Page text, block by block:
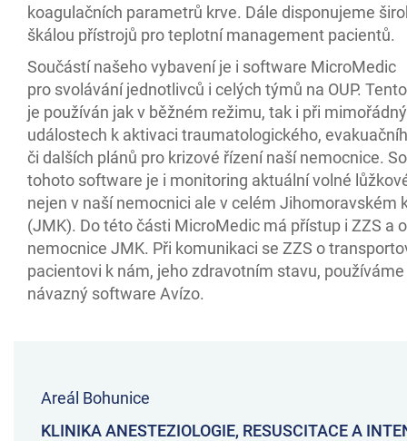
koagulačních parametrů krve. Dále disponujeme
škálou přístrojů pro teplotní management pacientů.
Součástí našeho vybavení je i software MicroMedic
pro svolávání jednotlivců i celých týmů na OUP.
je používán jak v běžném režimu, tak i při
událostech k aktivaci traumatologického,
či dalších plánů pro krizové řízení naší nemocnice.
tohoto software je i monitoring aktuální volné
nejen v naší nemocnici ale v celém Jihomoravském
(JMK). Do této části MicroMedic má přístup i ZZS a
nemocnice JMK. Při komunikaci se ZZS o
pacientovi k nám, jeho zdravotním stavu,
návazný software Avízo.
Areál Bohunice
KLINIKA ANESTEZIOLOGIE, RESUSCITACE A